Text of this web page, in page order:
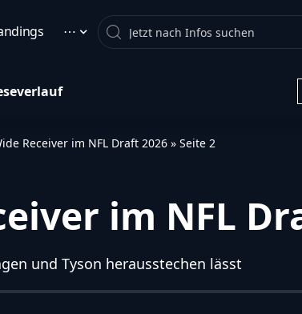
⋯ Search
Receiver im NFL Draft 2026 » Seite 2
im NFL
und Tyson herausstechen lässt